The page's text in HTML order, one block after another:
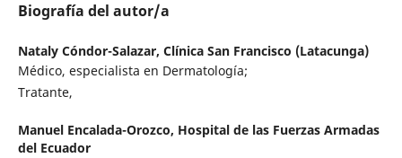
Biografía del autor/a
Nataly Cóndor-Salazar, Clínica San Francisco (Latacunga)
Médico, especialista en Dermatología;
Tratante,
Manuel Encalada-Orozco, Hospital de las Fuerzas Armadas
del Ecuador